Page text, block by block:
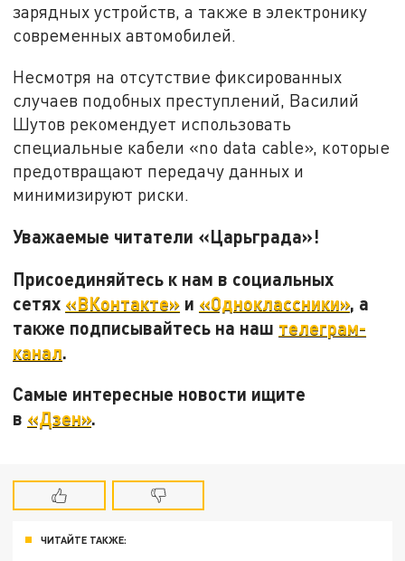
зарядных устройств, а также в электронику
современных автомобилей.
Несмотря на отсутствие фиксированных
случаев подобных преступлений, Василий
Шутов рекомендует использовать
специальные кабели «no data cable», которые
предотвращают передачу данных и
минимизируют риски.
Уважаемые читатели «Царьграда»!
Присоединяйтесь к нам в социальных
сетях «ВКонтакте» и «Одноклассники», а
также подписывайтесь на наш телеграм-
канал.
Самые интересные новости ищите
в «Дзен».
ЧИТАЙТЕ ТАКЖЕ: